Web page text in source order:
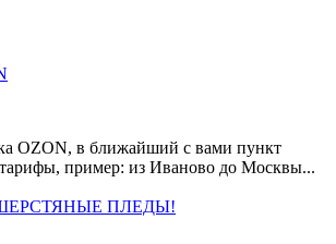
OZON, в ближайший с вами пункт
пример: из Иваново до Москвы...
ПЛЕДЫ!